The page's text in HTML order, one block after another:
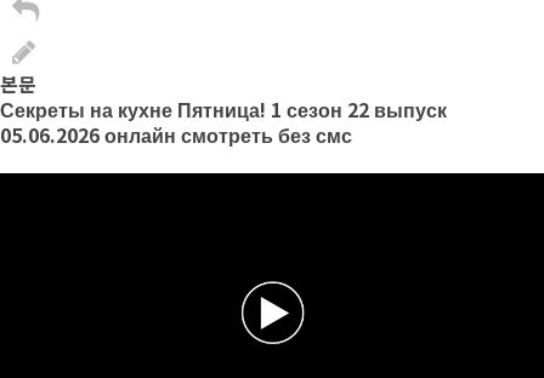
본문
Секреты на кухне Пятница! 1 сезон 22 выпуск
05.06.2026 онлайн смотреть без смс